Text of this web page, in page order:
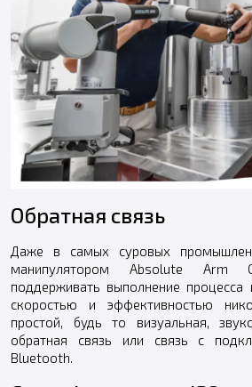
Обратная связь
Даже в самых суровых
манипулятором Absolute Arm
поддерживать выполнение процесса
скоростью и эффективностью
простой, будь то визуальная,
обратная связь или связь с
Bluetooth.